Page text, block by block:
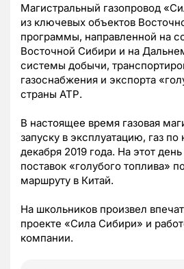
Магистральный газопровод
из ключевых объектов
программы, направленной на
Восточной Сибири и на
системы добычи,
газоснабжения и экспорта
страны АТР.
В настоящее время газовая
запуску в эксплуатацию, газ по
декабря 2019 года. На этот
поставок «голубого топлива»
маршруту в Китай.
На школьников произвел
проекте «Сила Сибири» и
компании.